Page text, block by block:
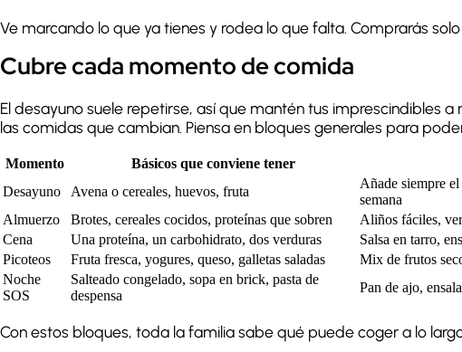
Ve marcando lo que ya tienes y rodea lo que falta. Comprarás
Cubre cada momento de comida
El desayuno suele repetirse, así que mantén tus imprescindibles
las comidas que cambian. Piensa en bloques generales para
Momento Básicos que conviene tener
Desayuno
Avena o cereales, huevos, fruta
Añade siempre
semana
Almuerzo
Brotes, cereales cocidos, proteínas que sobren
Aliños fáciles,
Cena
Una proteína, un carbohidrato, dos verduras
Salsa en tarro,
Picoteos
Fruta fresca, yogures, queso, galletas saladas
Mix de frutos
Noche
SOS
Salteado congelado, sopa en brick, pasta de
despensa
Pan de ajo,
Con estos bloques, toda la familia sabe qué puede coger a lo